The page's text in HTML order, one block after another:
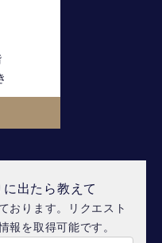
出たら教えて
おります。リクエスト
報を取得可能です。